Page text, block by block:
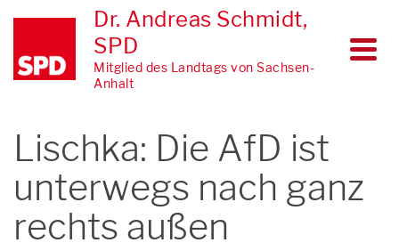
Dr. Andreas Schmidt,
SPD
Mitglied des Landtags von Sachsen-
Anhalt
Lischka: Die AfD ist
unterwegs nach ganz
rechts außen